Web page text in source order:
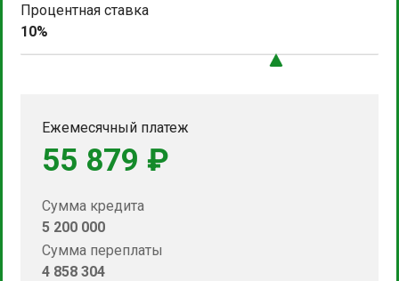
Процентная ставка
10%
Ежемесячный платеж
55 879 ₽
Сумма кредита
5 200 000
Сумма переплаты
4 858 304